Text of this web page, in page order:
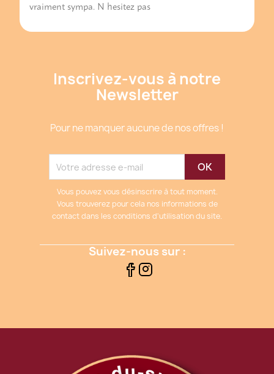
vraiment sympa. N hesitez pas
Inscrivez-vous à notre
Newsletter
Pour ne manquer aucune de nos offres !
Vous pouvez vous désinscrire à tout moment.
Vous trouverez pour cela nos informations de
contact dans les conditions d'utilisation du site.
Suivez-nous sur :